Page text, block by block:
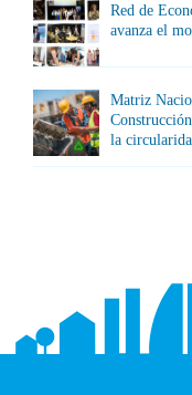
Red de
avanza el
Matriz
la